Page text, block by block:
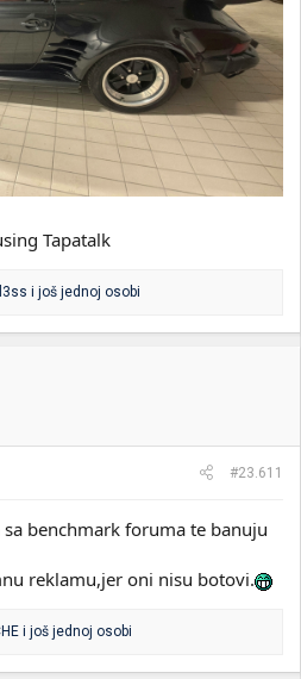
Tapatalk
i još jednoj osobi
#23.611
benchmark foruma te banuju
reklamu,jer oni nisu botovi.
i još jednoj osobi